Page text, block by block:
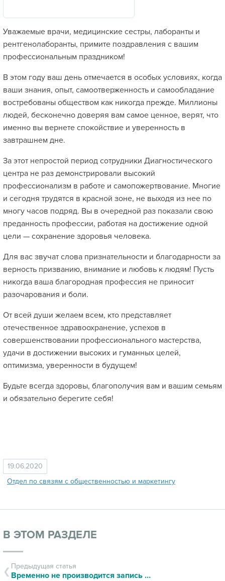
Уважаемые врачи, медицинские сестры, лаборанты и
рентгенолаборанты, примите поздравления с вашим
профессиональным праздником!
В этом году ваш день отмечается в особых условиях, когда
ваши знания, опыт, самоотверженность и самообладание
востребованы обществом как никогда прежде. Миллионы
людей, бесконечно доверяя вам самое ценное, верят, что
именно вы вернете спокойствие и уверенность в
завтрашнем дне.
За этот непростой период сотрудники Диагностического
центра не раз демонстрировали высокий
профессионализм в работе и самопожертвование. Многие
и сегодня трудятся в красной зоне, не выходя из нее по
многу часов подряд. Вы в очередной раз показали свою
преданность профессии, работая на достижение одной
цели — сохранение здоровья человека.
Для вас звучат слова признательности и благодарности за
верность призванию, внимание и любовь к людям! Пусть
никогда ваша благородная профессия не приносит
разочарования и боли.
От всей души желаем всем, кто представляет
отечественное здравоохранение, успехов в
совершенствовании профессионального мастерства,
удачи в достижении высоких и гуманных целей,
оптимизма, уверенности в будущем!
Будьте всегда здоровы, благополучия вам и вашим семьям
и обязательно берегите себя!
19.06.2020
Отдел по связям с общественностью и маркетингу
В ЭТОМ РАЗДЕЛЕ
Предыдущая статья
Временно не производится запись на некоторые виды исследований